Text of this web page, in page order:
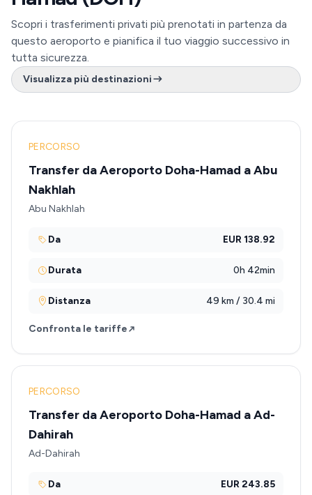
Scopri i trasferimenti privati più prenotati in partenza da
questo aeroporto e pianifica il tuo viaggio successivo in
tutta sicurezza.
Visualizza più destinazioni
PERCORSO
Transfer da Aeroporto Doha-Hamad a Abu
Nakhlah
Abu Nakhlah
Da EUR 138.92
Durata 0h 42min
Distanza 49 km / 30.4 mi
Confronta le tariffe
PERCORSO
Transfer da Aeroporto Doha-Hamad a Ad-
Dahirah
Ad-Dahirah
Da EUR 243.85